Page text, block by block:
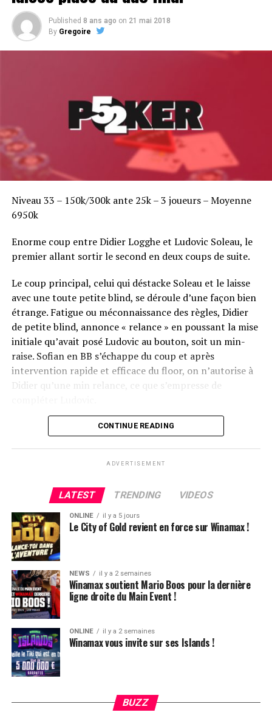
Published 8 ans ago on 21 mai 2018
By Gregoire
Niveau 33 – 150k/300k ante 25k – 3 joueurs – Moyenne
6950k
Enorme coup entre Didier Logghe et Ludovic Soleau, le
premier allant sortir le second en deux coups de suite.
Le coup principal, celui qui déstacke Soleau et le laisse
avec une toute petite blind, se déroule d’une façon bien
étrange. Fatigue ou méconnaissance des règles, Didier
de petite blind, annonce « relance » en poussant la mise
initiale qu’avait posé Ludovic au bouton, soit un min-
raise. Sofian en BB s’échappe du coup et après
intervention rapide et efficace du floor, on n’autorise à
Didier qu’une min relance, ce que s’empresse de
Flop QJ4. All-in de Ludovic et insta call de Logghe, avec
peine une BB, qu’il perdra le coup suivant contre le
même adversaire.
Ludovic Soleau sort donc à la troisième place, pour un
joli gain de 15720€ !
Place au heads-up final.
CONTINUE READING
ADVERTISEMENT
LATEST TRENDING VIDEOS
ONLINE il y a 5 jours
Le City of Gold revient en force sur Winamax !
NEWS il y a 2 semaines
Winamax soutient Mario Boos pour la dernière
ligne droite du Main Event !
ONLINE il y a 2 semaines
Winamax vous invite sur ses Islands !
BUZZ